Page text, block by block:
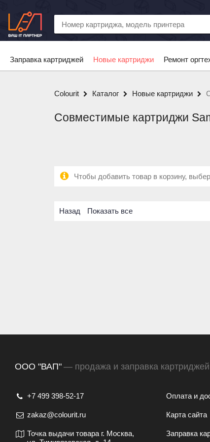
Заправка картриджей Новые картриджи Ремонт
Colourit Каталог Новые картриджи
Совместимые картриджи
Чтобы добавить товар в корзину,
Назад Показать все
ООО "ВАП" — продажа и заправка
+7 499 398-52-17
zakaz@colourit.ru
Точка выдачи товара г. Москва,
Оплата и
Карта сайта
Заправка